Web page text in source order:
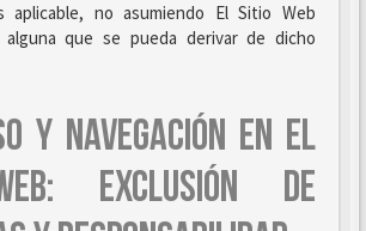
no asumiendo El Sitio Web
alguna que se pueda derivar de dicho
Y NAVEGACIÓN EN EL
EXCLUSIÓN DE